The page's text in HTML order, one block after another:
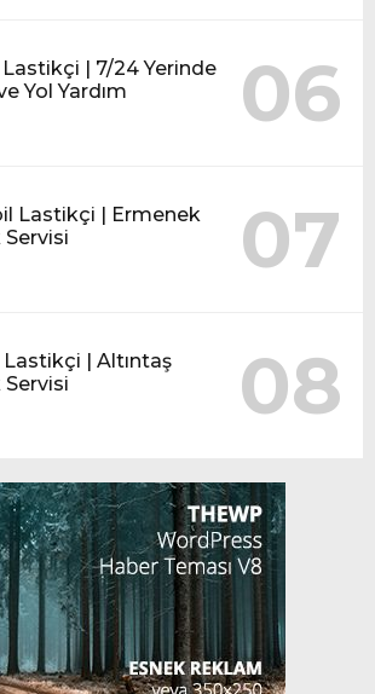
Lastikçi | 7/24 Yerinde
Yol Yardım
06
Lastikçi | Ermenek
07
| Altıntaş
08